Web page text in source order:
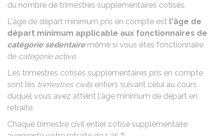
du nombre de trimestres supplémentaires cotisés.
L'âge de départ minimum pris en compte est l'âge de
départ minimum applicable aux fonctionnaires de
catégorie sédentairemême si vous êtes fonctionnaire
de catégorie active.
Les trimestres cotisés supplémentaires pris en compte
sont les trimestres civilsentiers suivant celui au cours
duquel vous avez atteint l'âge minimum de départ en
retraite.
Chaque trimestre civil entier cotisé supplémentaire